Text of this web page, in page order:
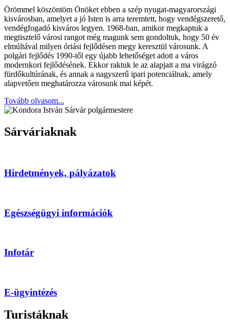
Örömmel köszöntöm Önöket ebben a szép nyugat-magyarországi
kisvárosban, amelyet a jó Isten is arra teremtett, hogy vendégszerető,
vendégfogadó kisváros legyen. 1968-ban, amikor megkaptuk a
megtisztelő városi rangot még magunk sem gondoltuk, hogy 50 év
elmúltával milyen óriási fejlődésen megy keresztül városunk. A
polgári fejlődés 1990-től egy újabb lehetőséget adott a város
modernkori fejlődésének. Ekkor raktuk le az alapjait a ma virágzó
fürdőkultúrának, és annak a nagyszerű ipari potenciálnak, amely
alapvetően meghatározza városunk mai képét.
Tovább olvasom...
Sárváriaknak
Hirdetmények, pályázatok
Egészségügyi információk
Infotár
E-ügyintézés
Turistáknak